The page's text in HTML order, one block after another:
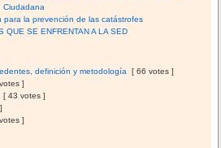
Ciudadana
para la prevención de las catástrofes
QUE SE ENFRENTAN A LA SED
definición y metodología
[ 66 votes ]
]
[ 43 votes ]
]